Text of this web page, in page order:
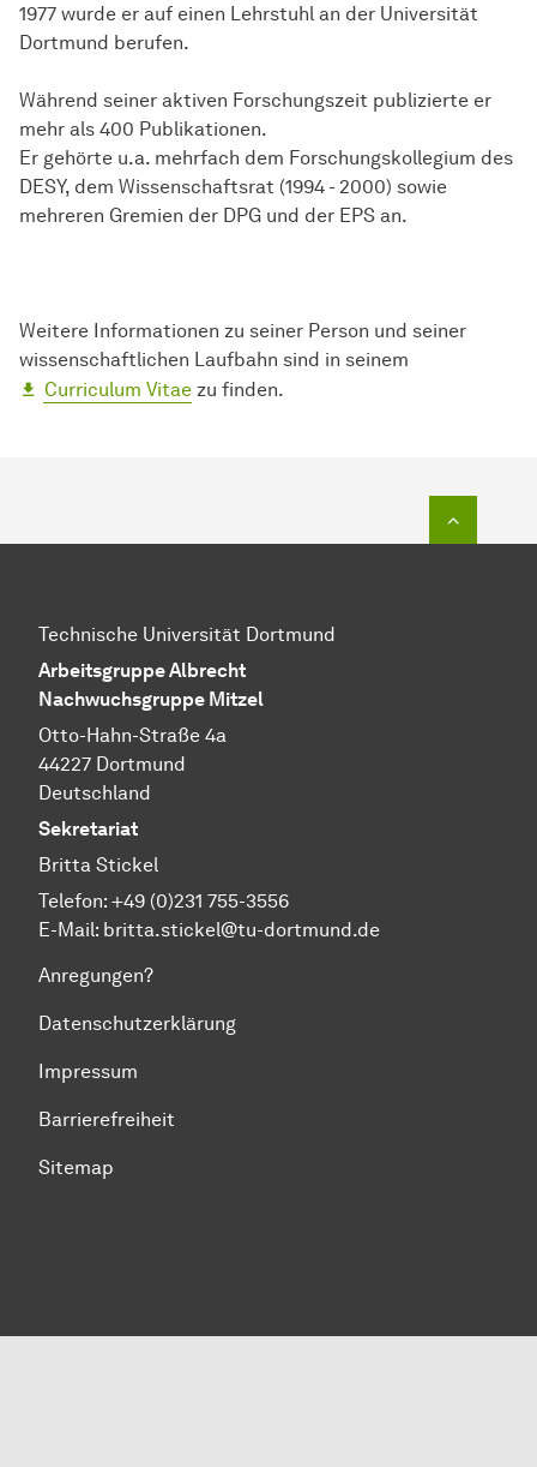
1977 wurde er auf einen Lehrstuhl an der Universität
Dortmund berufen.
Während seiner aktiven Forschungszeit publizierte er
mehr als 400 Publikationen.
Er gehörte u.a. mehrfach dem Forschungskollegium des
DESY, dem Wissenschaftsrat (1994 - 2000) sowie
mehreren Gremien der DPG und der EPS an.
Weitere Informationen zu seiner Person und seiner
wissenschaftlichen Laufbahn sind in seinem
Curriculum Vitae zu finden.
Technische Universität Dortmund
Arbeitsgruppe Albrecht
Nachwuchsgruppe Mitzel
Otto-Hahn-Straße 4a
44227 Dortmund
Deutschland
Sekretariat
Britta Stickel
Telefon: +49 (0)231 755-3556
E-Mail: britta.stickel@tu-dortmund.de
Anregungen?
Datenschutzerklärung
Impressum
Barrierefreiheit
Sitemap